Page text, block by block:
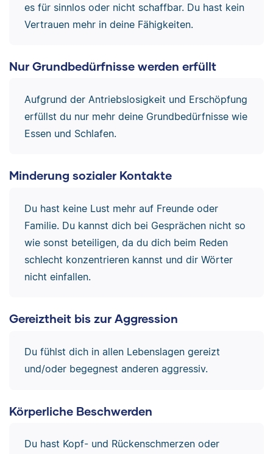
es für sinnlos oder nicht schaffbar. Du hast kein
Vertrauen mehr in deine Fähigkeiten.
Nur Grundbedürfnisse werden erfüllt
Aufgrund der Antriebslosigkeit und Erschöpfung
erfüllst du nur mehr deine Grundbedürfnisse wie
Essen und Schlafen.
Minderung sozialer Kontakte
Du hast keine Lust mehr auf Freunde oder
Familie. Du kannst dich bei Gesprächen nicht so
wie sonst beteiligen, da du dich beim Reden
schlecht konzentrieren kannst und dir Wörter
nicht einfallen.
Gereiztheit bis zur Aggression
Du fühlst dich in allen Lebenslagen gereizt
und/oder begegnest anderen aggressiv.
Körperliche Beschwerden
Du hast Kopf- und Rückenschmerzen oder